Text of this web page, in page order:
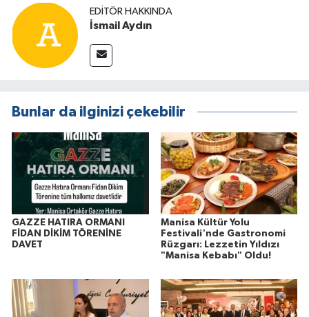
EDITÖR HAKKINDA
İsmail Aydın
Bunlar da ilginizi çekebilir
GAZZE HATIRA ORMANI
FİDAN DİKİM TÖRENİNE
DAVET
Manisa Kültür Yolu
Festivali'nde Gastronomi
Rüzgarı: Lezzetin Yıldızı
"Manisa Kebabı" Oldu!